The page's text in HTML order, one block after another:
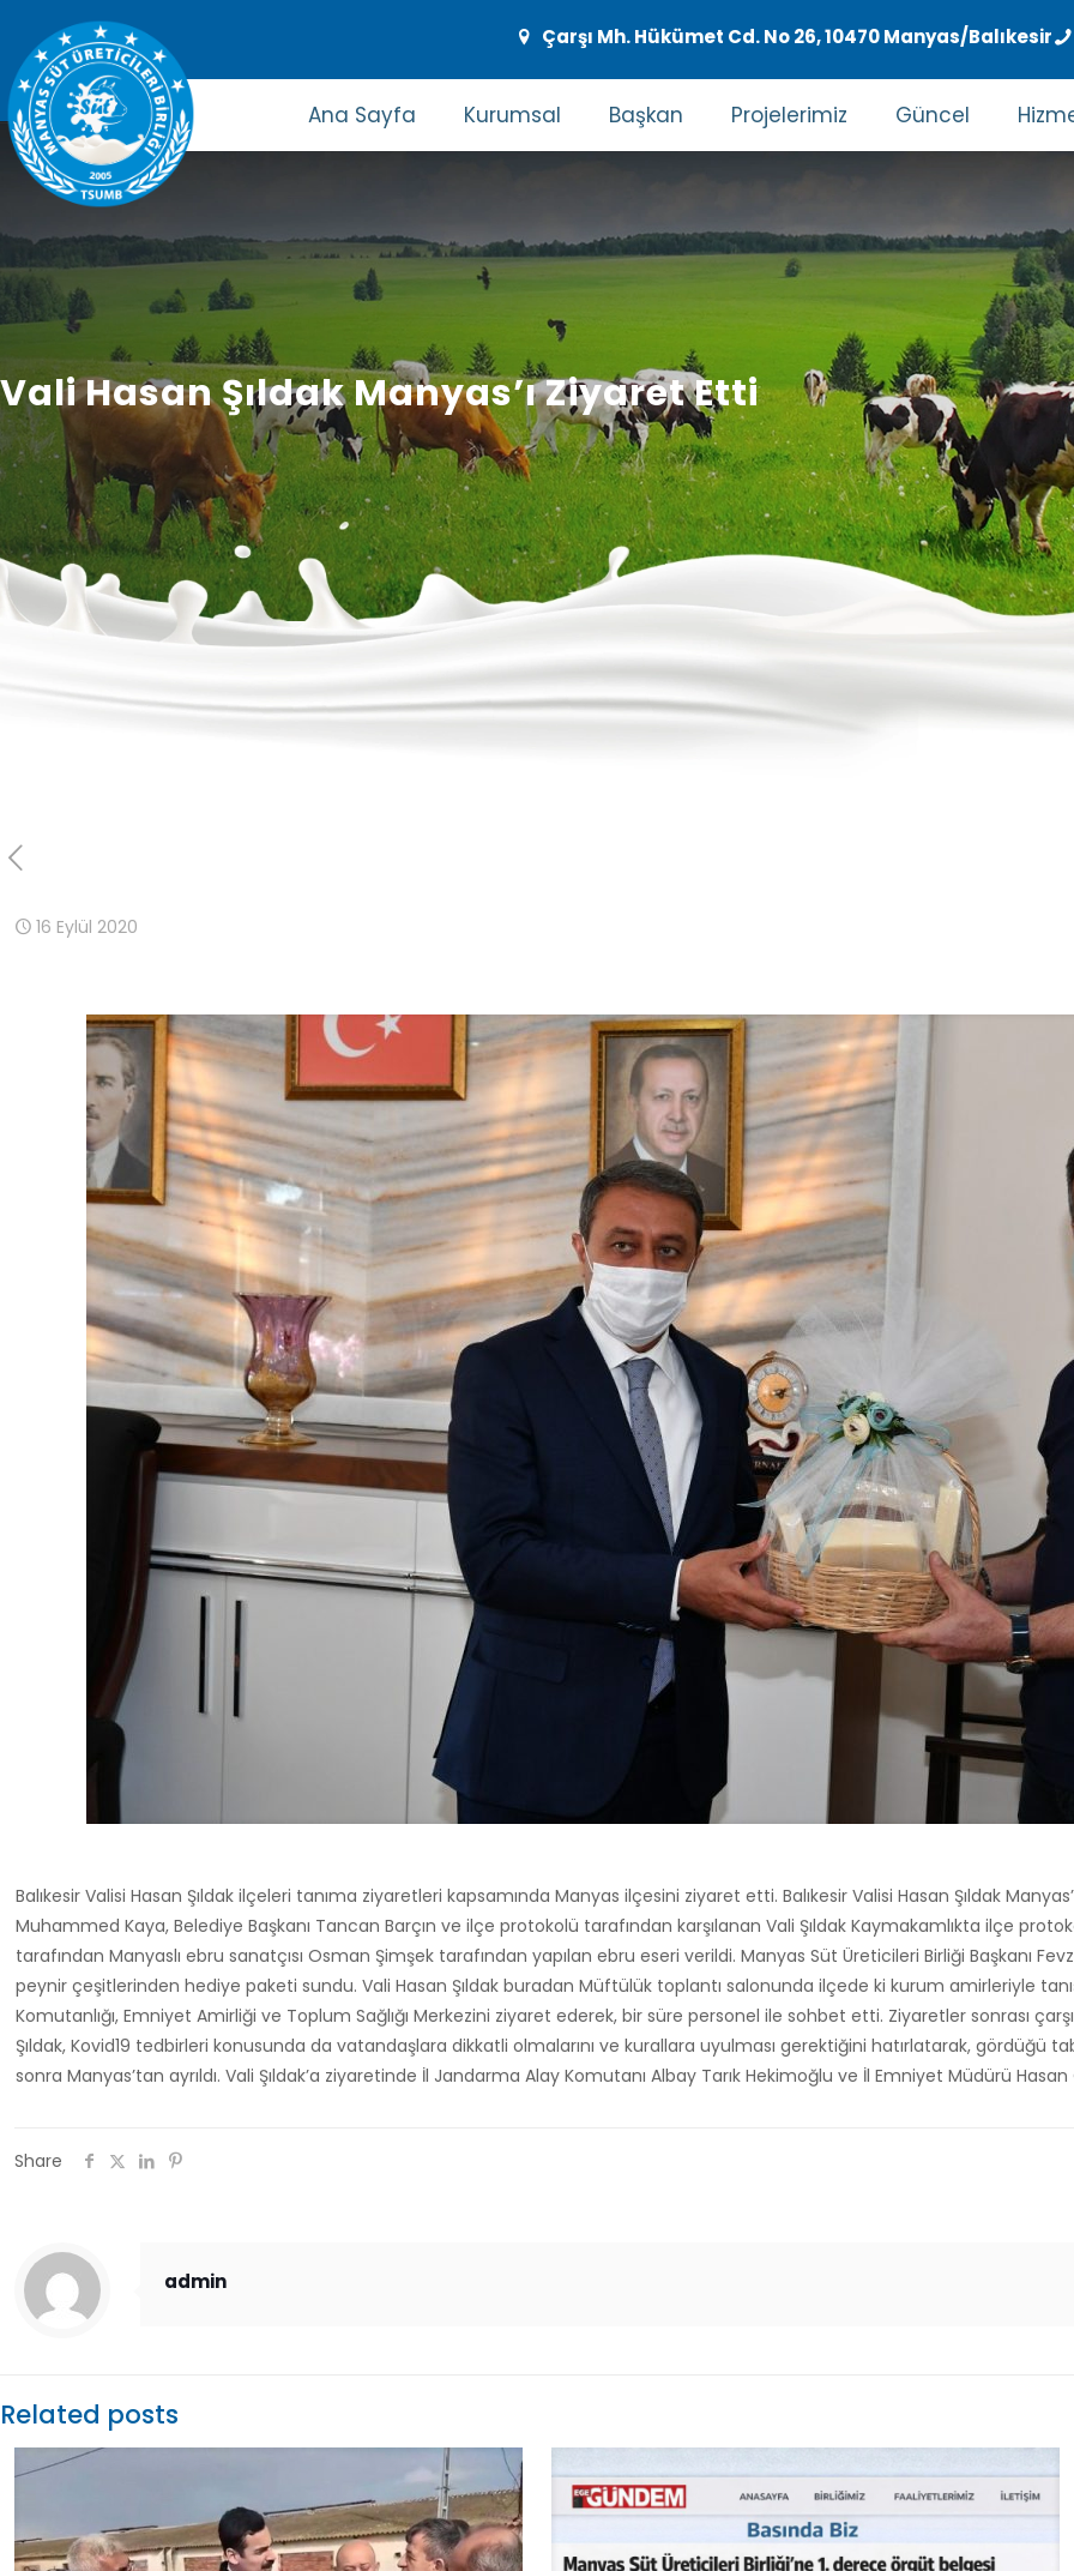
Çarşı Mh. Hükümet Cd. No 26, 10470 Manyas/Balıkesir
Ana Sayfa Kurumsal Başkan Projelerimiz Güncel
Vali Hasan Şıldak Manyas’ı Ziyaret Etti
16 Eylül 2020
Balıkesir Valisi Hasan Şıldak ilçeleri tanıma ziyaretleri kapsamında Manyas ilçesini ziyaret etti. Balıkesir Valisi Hasan Şıldak
Muhammed Kaya, Belediye Başkanı Tancan Barçın ve ilçe protokolü tarafından karşılanan Vali Şıldak Kaymakamlıkta ilçe
tarafından Manyaslı ebru sanatçısı Osman Şimşek tarafından yapılan ebru eseri verildi. Manyas Süt Üreticileri Birliği Başkanı
peynir çeşitlerinden hediye paketi sundu. Vali Hasan Şıldak buradan Müftülük toplantı salonunda ilçede ki kurum amirleriyle
Komutanlığı, Emniyet Amirliği ve Toplum Sağlığı Merkezini ziyaret ederek, bir süre personel ile sohbet etti. Ziyaretler sonrası
Şıldak, Kovid19 tedbirleri konusunda da vatandaşlara dikkatli olmalarını ve kurallara uyulması gerektiğini hatırlatarak, gördüğü
sonra Manyas’tan ayrıldı. Vali Şıldak’a ziyaretinde İl Jandarma Alay Komutanı Albay Tarık Hekimoğlu ve İl Emniyet Müdürü
Share
admin
Related posts